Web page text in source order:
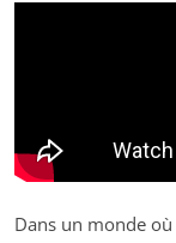
Dans un monde